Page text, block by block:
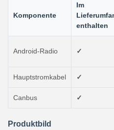
Komponente
Im
enthalten
Android-Radio ✓
Hauptstromkabel ✓
Canbus ✓
Produktbild